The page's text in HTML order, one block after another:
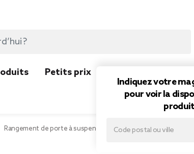
Indiquez votre
pour voir la
Petits prix
Rangement de porte à suspendre bambou et tissu 2